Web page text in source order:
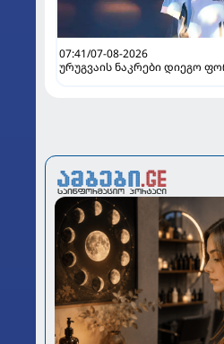
07:41/07-08-2026
ურუგვაის ნაკრები დიეგო